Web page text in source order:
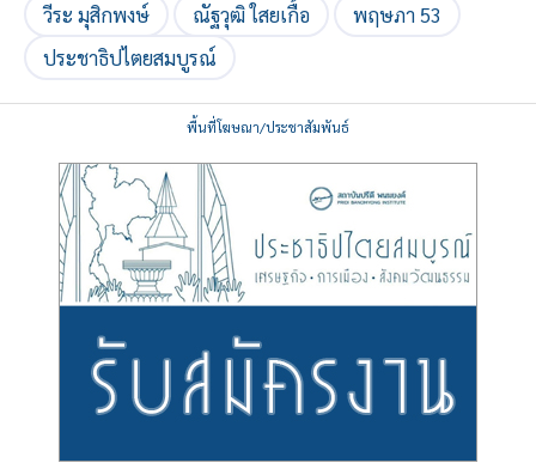
วีระ มุสิกพงษ์
ณัฐวุฒิ ใสยเกื้อ
พฤษภา 53
ประชาธิปไตยสมบูรณ์
พื้นที่โฆษณา/ประชาสัมพันธ์